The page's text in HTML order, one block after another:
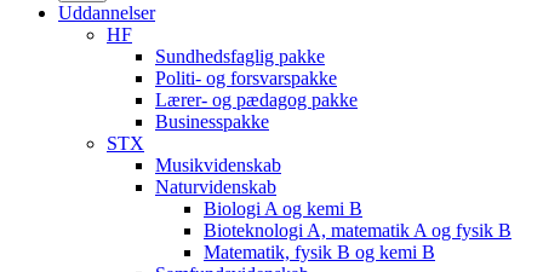
Uddannelser
HF
Sundhedsfaglig pakke
Politi- og forsvarspakke
Lærer- og pædagog pakke
Businesspakke
STX
Musikvidenskab
Naturvidenskab
Biologi A og kemi B
Bioteknologi A, matematik A og fysik B
Matematik, fysik B og kemi B